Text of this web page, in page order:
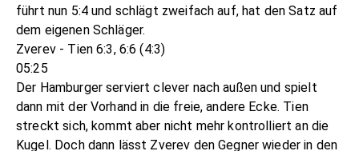
führt nun 5:4 und schlägt zweifach auf, hat den Satz auf
dem eigenen Schläger.
Zverev - Tien 6:3, 6:6 (4:3)
05:25
Der Hamburger serviert clever nach außen und spielt
dann mit der Vorhand in die freie, andere Ecke. Tien
streckt sich, kommt aber nicht mehr kontrolliert an die
Kugel. Doch dann lässt Zverev den Gegner wieder in den